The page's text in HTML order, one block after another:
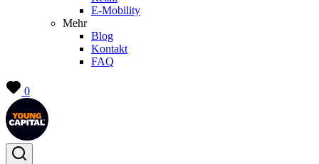
E-Mobility
Mehr
Blog
Kontakt
FAQ
0